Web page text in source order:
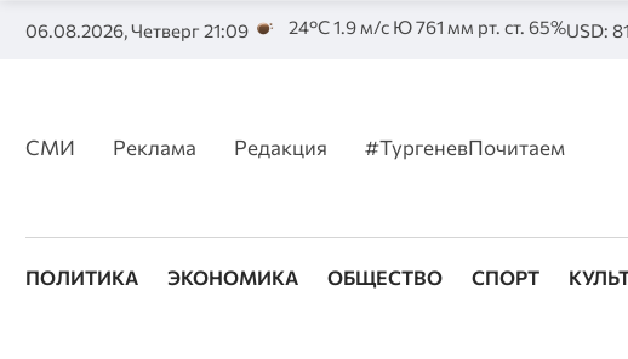
06.08.2026, Четверг 21:09 24°C 1.9 м/с Ю 761 мм рт. ст. 65%USD:
СМИ Реклама Редакция #ТургеневПочитаем
ПОЛИТИКА ЭКОНОМИКА ОБЩЕСТВО СПОРТ